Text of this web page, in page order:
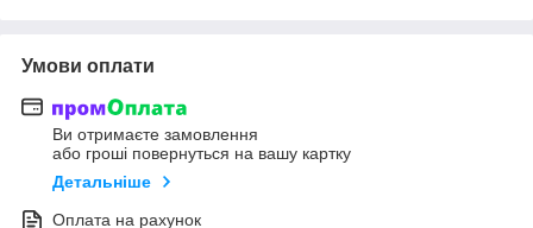
Умови оплати
Ви отримаєте замовлення
або гроші повернуться на вашу картку
Детальніше
Оплата на рахунок